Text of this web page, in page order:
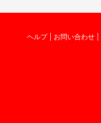
ヘルプ
お問い合わせ